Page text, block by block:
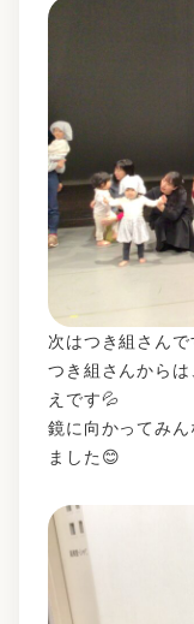
次はつき組さんで
つき組さんから
えです💦
鏡に向かってみ
ました😊